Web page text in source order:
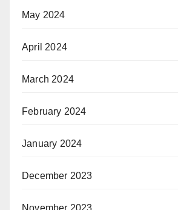
May 2024
April 2024
March 2024
February 2024
January 2024
December 2023
November 2023